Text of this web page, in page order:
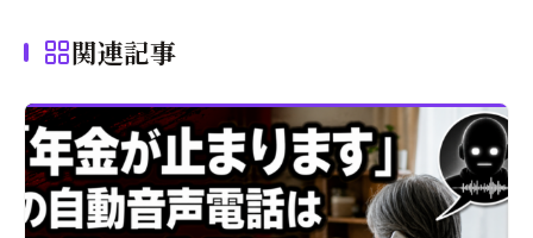
関連記事